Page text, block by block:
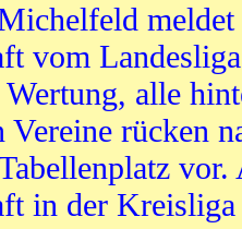
meldet
vom
alle
Vereine rücken
in der